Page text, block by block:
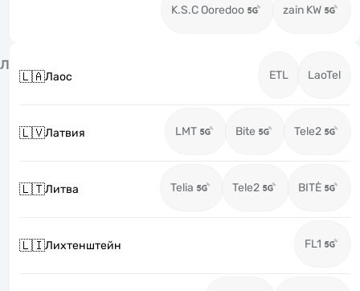
K.S.C Ooredoo zain KW
Л
🇱🇦Лаос ETL LaoTel
🇱🇻Латвия LMT Bite Tele2
🇱🇹Литва Telia Tele2 BITĖ
🇱🇮Лихтенштейн FL1